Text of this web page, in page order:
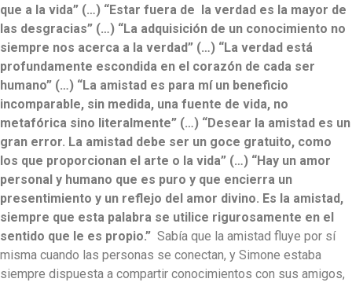
que a la vida” (…) “Estar fuera de la verdad es la mayor de
las desgracias” (…) “La adquisición de un conocimiento no
siempre nos acerca a la verdad” (…) “La verdad está
profundamente escondida en el corazón de cada ser
humano” (…) “La amistad es para mí un beneficio
incomparable, sin medida, una fuente de vida, no
metafórica sino literalmente” (…) “Desear la amistad es un
gran error. La amistad debe ser un goce gratuito, como
los que proporcionan el arte o la vida” (…) “Hay un amor
personal y humano que es puro y que encierra un
presentimiento y un reflejo del amor divino. Es la amistad,
siempre que esta palabra se utilice rigurosamente en el
sentido que le es propio.” Sabía que la amistad fluye por sí
misma cuando las personas se conectan, y Simone estaba
siempre dispuesta a compartir conocimientos con sus amigos,